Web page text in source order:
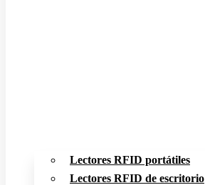
Lectores RFID portátiles
Lectores RFID de escritorio